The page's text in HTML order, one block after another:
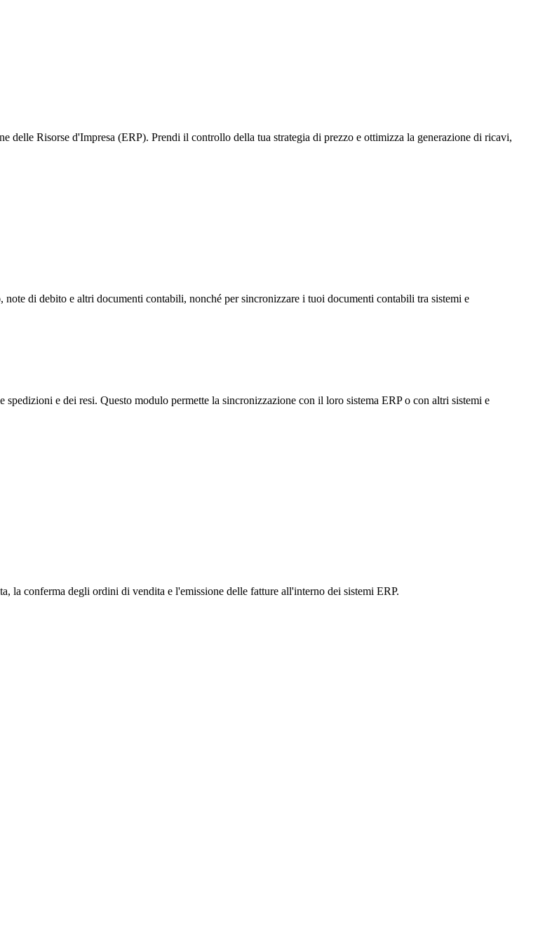
delle Risorse d'Impresa (ERP). Prendi il controllo della tua strategia di prezzo e ottimizza la generazione di ricavi,
di debito e altri documenti contabili, nonché per sincronizzare i tuoi documenti contabili tra sistemi e
e dei resi. Questo modulo permette la sincronizzazione con il loro sistema ERP o con altri sistemi e
la conferma degli ordini di vendita e l'emissione delle fatture all'interno dei sistemi ERP.